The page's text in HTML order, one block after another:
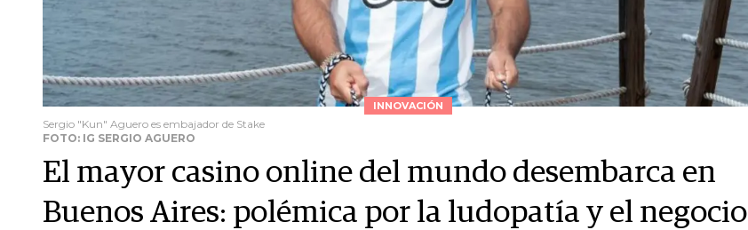
INNOVACIÓN
Sergio "Kun" Aguero es embajador de Stake
FOTO: IG SERGIO AGUERO
El mayor casino online del mundo desembarca en
Buenos Aires: polémica por la ludopatía y el negocio